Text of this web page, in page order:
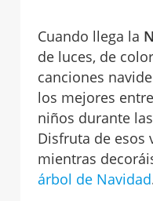
Cuando llega la
de luces, de
canciones
los mejores
niños durante
Disfruta de esos
mientras
árbol de Navidad